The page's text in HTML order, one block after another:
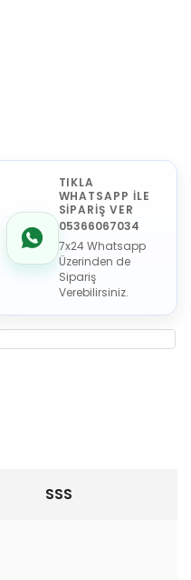
TIKLA
WHATSAPP İLE
SİPARİŞ VER
05366067034
7x24 Whatsapp
Üzerinden de
Sipariş
Verebilirsiniz.
SSS